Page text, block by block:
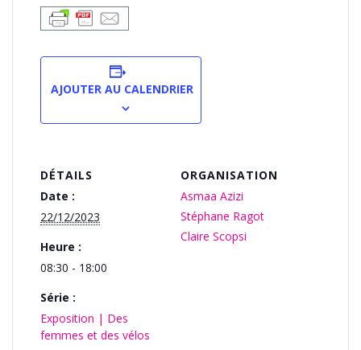
AJOUTER AU CALENDRIER
DÉTAILS
Date :
22/12/2023
Heure :
08:30 - 18:00
Série :
Exposition | Des
femmes et des vélos
ORGANISATION
Asmaa Azizi
Stéphane Ragot
Claire Scopsi